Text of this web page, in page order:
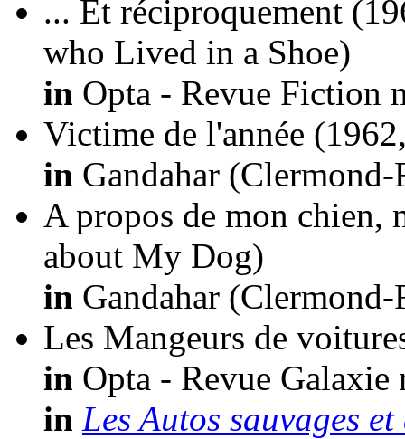
... Et réciproquement
who Lived in a Shoe)
in Opta - Revue Fiction
Victime de l'année
in Gandahar
A propos de mon chien,
about My Dog)
in Gandahar
Les Mangeurs de
in Opta - Revue Galaxie
in Les Autos sauvages